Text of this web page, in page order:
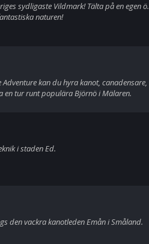
sydligaste Vildmark! Tälta på en egen ö.
naturen!
kan du hyra kanot, canadensare,
tur runt populära Björnö i Mälaren.
i staden Ed.
den vackra kanotleden Emån i Småland.